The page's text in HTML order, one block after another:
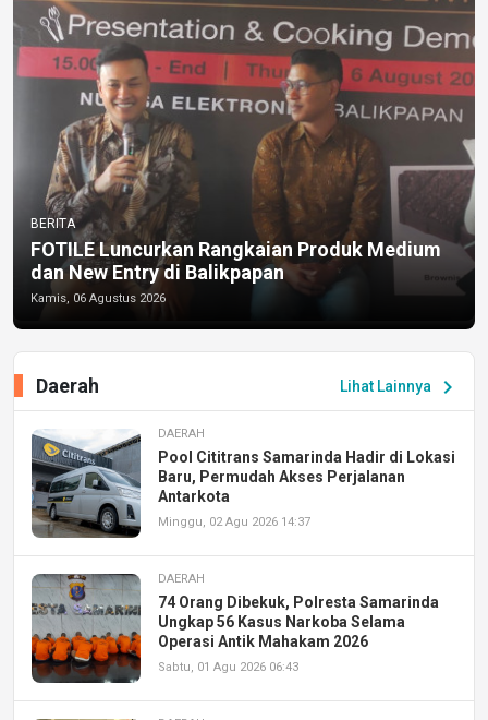
BERITA
FOTILE Luncurkan Rangkaian Produk Medium
dan New Entry di Balikpapan
Kamis, 06 Agustus 2026
Lihat Lainnya chevron_right
Daerah
DAERAH
Pool Cititrans Samarinda Hadir di Lokasi
Baru, Permudah Akses Perjalanan
Antarkota
Minggu, 02 Agu 2026 14:37
DAERAH
74 Orang Dibekuk, Polresta Samarinda
Ungkap 56 Kasus Narkoba Selama
Operasi Antik Mahakam 2026
Sabtu, 01 Agu 2026 06:43